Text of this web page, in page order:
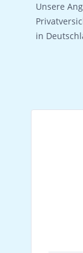
Unsere
in